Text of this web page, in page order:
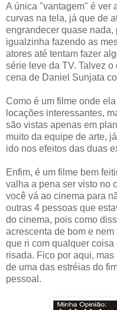
A única "vantagem" é ver
curvas na tela, já que de
engrandecer quase nada,
igualzinha fazendo as
atores até tentam fazer
série leve da TV. Talvez
cena de Daniel Sunjata
Como é um filme onde
locações interessantes,
são vistas apenas em
muito da equipe de arte,
ido nos efeitos das duas
Enfim, é um filme bem
valha a pena ser visto no
você vá ao cinema para
outras 4 pessoas que
do cinema, pois como
acrescenta de bom e
que ri com qualquer
risada. Fico por aqui,
de uma das estréias do
pessoal.